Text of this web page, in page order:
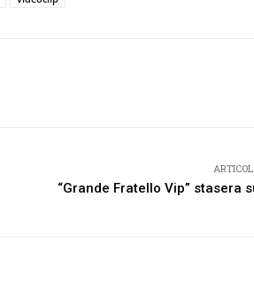
“Grande Fratello Vip” stasera